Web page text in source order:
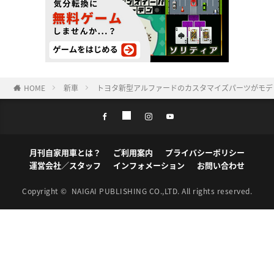
HOME 新車 トヨタ新型アルファードのカスタマイズパーツが
月刊自家用車とは？ ご利用案内
プライバシーポリシー
運営会社／スタッフ
インフォメーション お問い合わせ
Copyright © NAIGAI PUBLISHING CO.,LTD. All rights reserved.